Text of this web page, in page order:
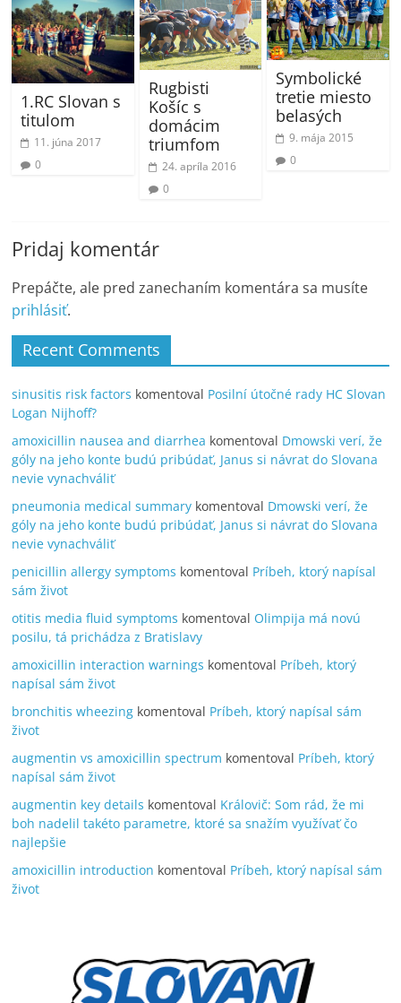
1.RC Slovan s
titulom
11. júna 2017
0
Rugbisti
Košíc s
domácim
triumfom
24. apríla 2016
0
Symbolické
tretie miesto
belasých
9. mája 2015
0
Pridaj komentár
Prepáčte, ale pred zanechaním komentára sa musíte
prihlásiť.
Recent Comments
sinusitis risk factors komentoval Posilní útočné rady HC Slovan
Logan Nijhoff?
amoxicillin nausea and diarrhea komentoval Dmowski verí, že
góly na jeho konte budú pribúdať, Janus si návrat do Slovana
nevie vynachváliť
pneumonia medical summary komentoval Dmowski verí, že
góly na jeho konte budú pribúdať, Janus si návrat do Slovana
nevie vynachváliť
penicillin allergy symptoms komentoval Príbeh, ktorý napísal
sám život
otitis media fluid symptoms komentoval Olimpija má novú
posilu, tá prichádza z Bratislavy
amoxicillin interaction warnings komentoval Príbeh, ktorý
napísal sám život
bronchitis wheezing komentoval Príbeh, ktorý napísal sám
život
augmentin vs amoxicillin spectrum komentoval Príbeh, ktorý
napísal sám život
augmentin key details komentoval Královič: Som rád, že mi
boh nadelil takéto parametre, ktoré sa snažím využívať čo
najlepšie
amoxicillin introduction komentoval Príbeh, ktorý napísal sám
život